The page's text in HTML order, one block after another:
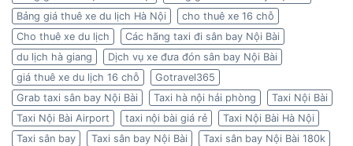
Bảng giá thuê xe du lịch Hà Nội
cho thuê xe 16 chỗ
Cho thuê xe du lịch
Các hãng taxi đi sân bay Nội Bài
du lịch hà giang
Dịch vụ xe đưa đón sân bay Nội Bài
giá thuê xe du lịch 16 chỗ
Gotravel365
Grab taxi sân bay Nội Bài
Taxi hà nội hải phòng
Taxi Nội Bài
Taxi Nội Bài Airport
taxi nội bài giá rẻ
Taxi Nội Bài Hà Nội
Taxi sân bay
Taxi sân bay Nội Bài
Taxi sân bay Nội Bài 180k